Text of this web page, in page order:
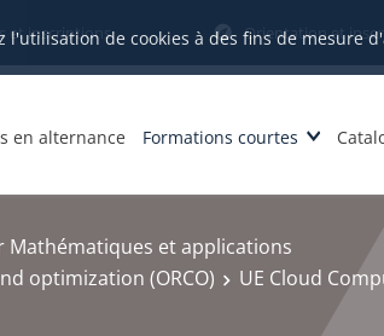
de cookies à des fins de mesure
et inscriptions Orientation et
en alternance Formations courtes
Mathématiques et applications
optimization (ORCO)
UE Cloud